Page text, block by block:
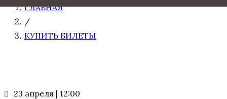
ГЛАВНАЯ
/
КУПИТЬ БИЛЕТЫ
23 апреля | 12:00